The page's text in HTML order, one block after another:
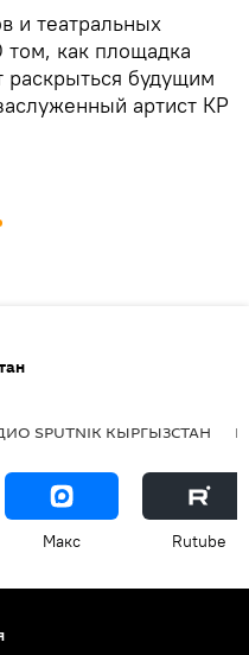
и театральных
том, как площадка
будущим
артист КР
SPUTNIK КЫРГЫЗСТАН
Макс Rutube